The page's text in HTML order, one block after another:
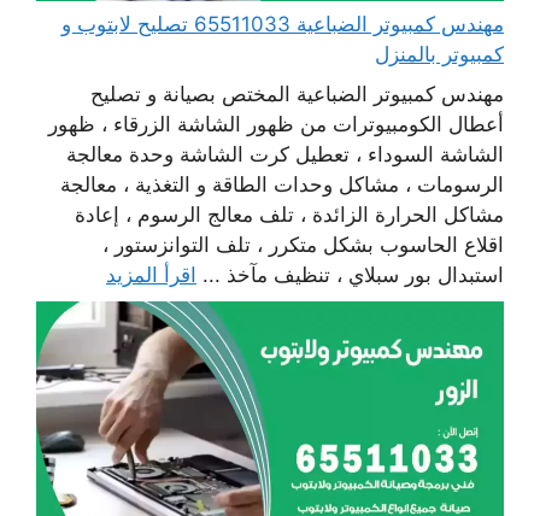
مهندس كمبيوتر الضباعية 65511033 تصليح لابتوب و
كمبيوتر بالمنزل
مهندس كمبيوتر الضباعية المختص بصيانة و تصليح
أعطال الكومبيوترات من ظهور الشاشة الزرقاء ، ظهور
الشاشة السوداء ، تعطيل كرت الشاشة وحدة معالجة
الرسومات ، مشاكل وحدات الطاقة و التغذية ، معالجة
مشاكل الحرارة الزائدة ، تلف معالج الرسوم ، إعادة
اقلاع الحاسوب بشكل متكرر ، تلف التوانزستور ،
استبدال بور سبلاي ، تنظيف مآخذ ... اقرأ المزيد